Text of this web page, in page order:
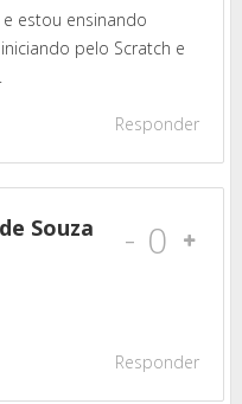
estou ensinando
pelo Scratch e
Responder
Souza - 0
Responder